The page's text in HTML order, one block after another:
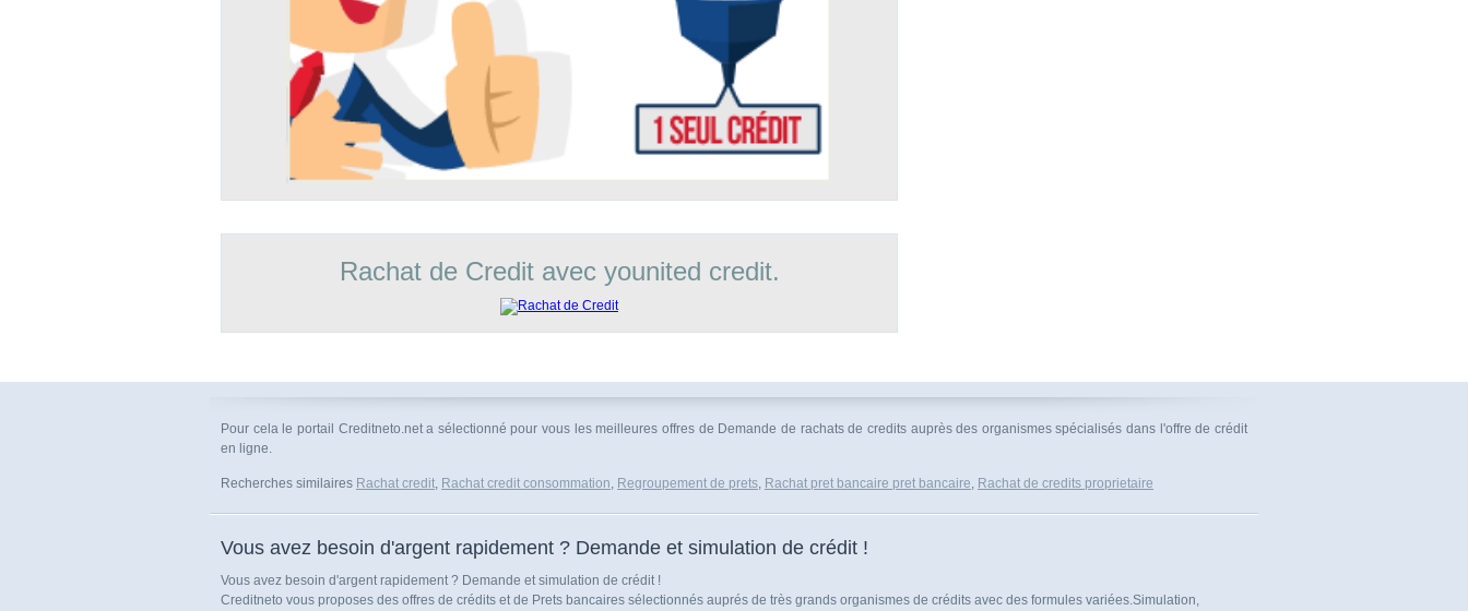
Rachat de Credit avec younited credit.
Pour cela le portail Creditneto.net a sélectionné pour vous les meilleures offres de Demande de rachats de credits auprès des organismes spécialisés dans l'offre de crédit
en ligne.
Recherches similaires Rachat credit, Rachat credit consommation, Regroupement de prets, Rachat pret bancaire pret bancaire, Rachat de credits proprietaire
Vous avez besoin d'argent rapidement ? Demande et simulation de crédit !
Vous avez besoin d'argent rapidement ? Demande et simulation de crédit !
Creditneto vous proposes des offres de crédits et de Prets bancaires sélectionnés auprés de très grands organismes de crédits avec des formules variées.Simulation,